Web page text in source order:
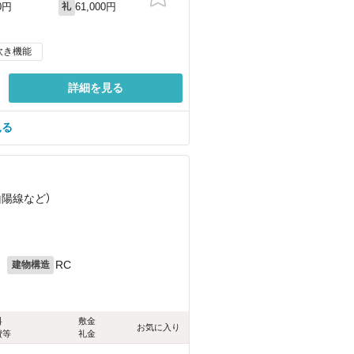
礼 61,000円
き機能
詳細を見る
陽線など）
建物構造 RC
等
敷金
礼金
お気に入り